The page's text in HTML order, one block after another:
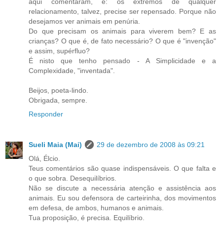
relacionamento, talvez, precise ser repensado. Porque não
desejamos ver animais em penúria.
Do que precisam os animais para viverem bem? E as
crianças? O que é, de fato necessário? O que é "invenção"
e assim, supérfluo?
É nisto que tenho pensado - A Simplicidade e a
Complexidade, "inventada".
Beijos, poeta-lindo.
Obrigada, sempre.
Responder
Sueli Maia (Mai)
29 de dezembro de 2008 às 09:21
Olá, Élcio.
Teus comentários são quase indispensáveis. O que falta e
o que sobra. Desequilíbrios.
Não se discute a necessária atenção e assistência aos
animais. Eu sou defensora de carteirinha, dos movimentos
em defesa, de ambos, humanos e animais.
Tua proposição, é precisa. Equilíbrio.